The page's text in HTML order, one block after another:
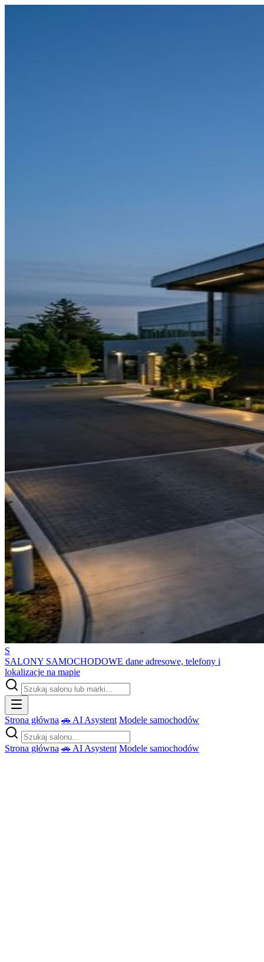
S
SALONY SAMOCHODOWE dane adresowe, telefony i
lokalizacje na mapie
Strona główna 🚗 AI Asystent Modele samochodów
Strona główna 🚗 AI Asystent Modele samochodów